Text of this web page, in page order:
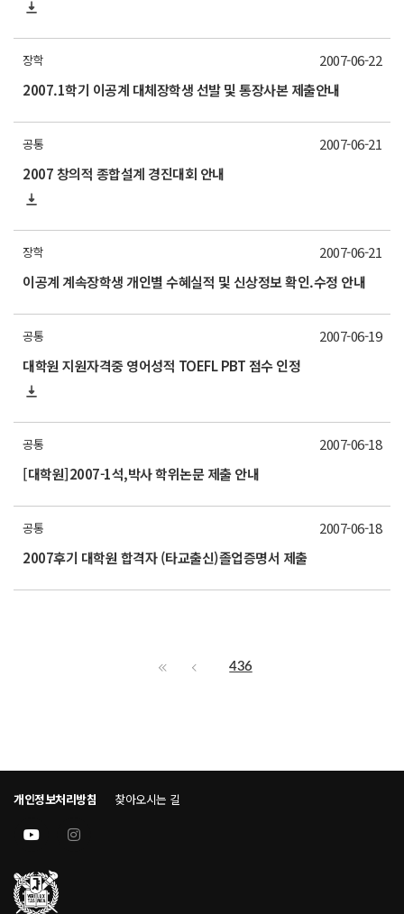
장학
2007.1학기 이공계 대체장학생 선발 및 통장사본 제출안내
2007-06-22
공통
2007 창의적 종합설계 경진대회 안내
2007-06-21
장학
이공계 계속장학생 개인별 수혜실적 및 신상정보 확인.수정 안내
2007-06-21
공통
대학원 지원자격중 영어성적 TOEFL PBT 점수 인정
2007-06-19
공통
[대학원]2007-1석,박사 학위논문 제출 안내
2007-06-18
공통
2007후기 대학원 합격자 (타교출신)졸업증명서 제출
2007-06-18
436
개인정보처리방침 찾아오시는 길